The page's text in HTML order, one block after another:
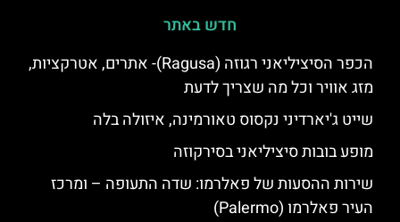
חדש באתר
הכפר הסיציליאני רגוזה (Ragusa)- אתרים, אטרקציות,
מזג אוויר וכל מה שצריך לדעת
שייט ג'יארדיני נקסוס טאורמינה, איזולה בלה
מופע בובות סיציליאני בסירקוזה
שירות ההסעות של פאלרמו: שדה התעופה – ומרכז
העיר פאלרמו (Palermo)